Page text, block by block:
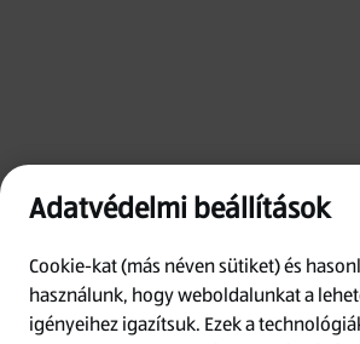
Adatvédelmi beállítások
Cookie-kat (más néven sütiket) és
használunk, hogy weboldalunkat a
igényeihez igazítsuk. Ezek a